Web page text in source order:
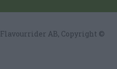
Flavourrider AB, Copyright ©